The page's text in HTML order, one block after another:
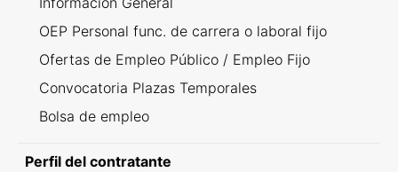
OEP Personal func. de carrera o laboral fijo
Ofertas de Empleo Público / Empleo Fijo
Convocatoria Plazas Temporales
Bolsa de empleo
Perfil del contratante